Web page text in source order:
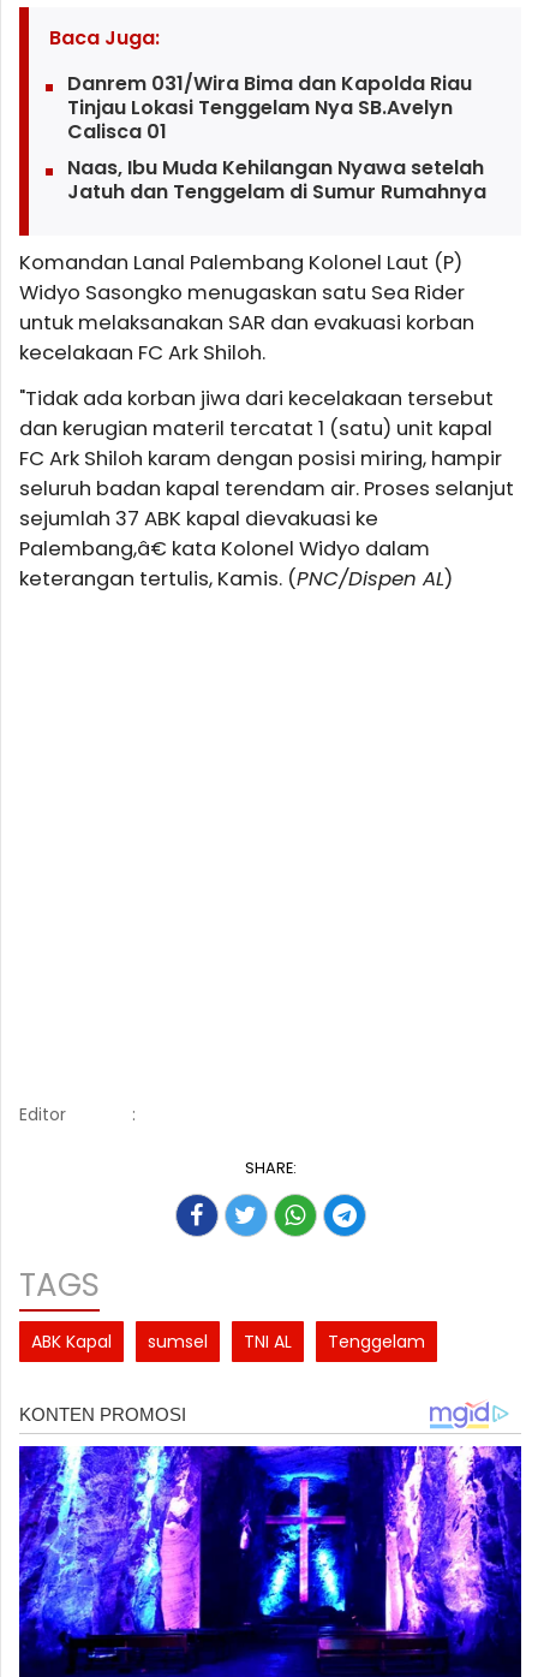
Baca Juga:
Danrem 031/Wira Bima dan Kapolda Riau
Tinjau Lokasi Tenggelam Nya SB.Avelyn
Calisca 01
Naas, Ibu Muda Kehilangan Nyawa setelah
Jatuh dan Tenggelam di Sumur Rumahnya
Komandan Lanal Palembang Kolonel Laut (P)
Widyo Sasongko menugaskan satu Sea Rider
untuk melaksanakan SAR dan evakuasi korban
kecelakaan FC Ark Shiloh.
"Tidak ada korban jiwa dari kecelakaan tersebut
dan kerugian materil tercatat 1 (satu) unit kapal
FC Ark Shiloh karam dengan posisi miring, hampir
seluruh badan kapal terendam air. Proses selanjut
sejumlah 37 ABK kapal dievakuasi ke
Palembang,â€ kata Kolonel Widyo dalam
keterangan tertulis, Kamis. (PNC/Dispen AL)
Editor :
SHARE:
TAGS
ABK Kapal sumsel TNI AL Tenggelam